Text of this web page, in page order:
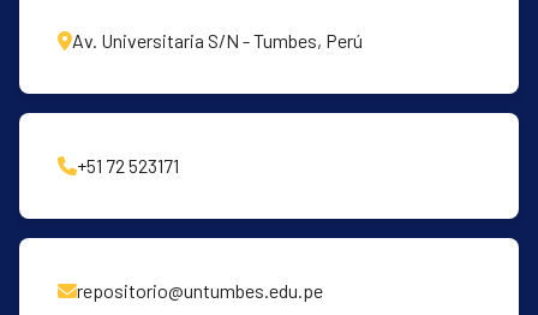
Av. Universitaria S/N - Tumbes, Perú
+51 72 523171
repositorio@untumbes.edu.pe